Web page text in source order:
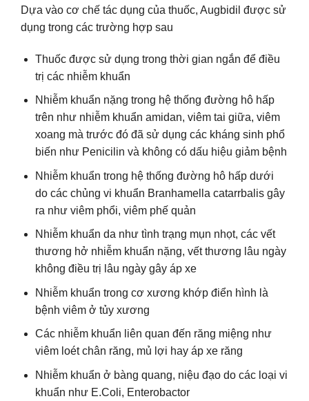
Dựa vào cơ chế tác dụng của thuốc, Augbidil được sử
dụng trong các trường hợp sau
Thuốc được sử dụng trong thời gian ngắn để điều
trị các nhiễm khuẩn
Nhiễm khuẩn nặng trong hệ thống đường hô hấp
trên như nhiễm khuẩn amidan, viêm tai giữa, viêm
xoang mà trước đó đã sử dụng các kháng sinh phổ
biến như Penicilin và không có dấu hiệu giảm bệnh
Nhiễm khuẩn trong hệ thống đường hô hấp dưới
do các chủng vi khuẩn Branhamella catarrbalis gây
ra như viêm phổi, viêm phế quản
Nhiễm khuẩn da như tình trạng mụn nhọt, các vết
thương hở nhiễm khuẩn nặng, vết thương lâu ngày
không điều trị lâu ngày gây áp xe
Nhiễm khuẩn trong cơ xương khớp điển hình là
bệnh viêm ở tủy xương
Các nhiễm khuẩn liên quan đến răng miệng như
viêm loét chân răng, mủ lợi hay áp xe răng
Nhiễm khuẩn ở bàng quang, niệu đạo do các loại vi
khuẩn như E.Coli, Enterobactor